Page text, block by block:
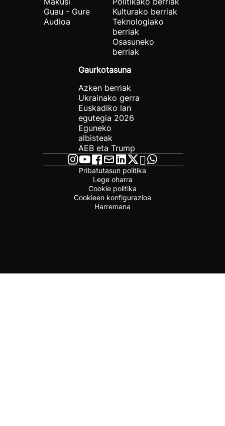
Guau - Gure
Audioa
Kulturako berriak
Teknologiako
berriak
Osasuneko
berriak
Gaurkotasuna
Azken berriak
Ukrainako gerra
Euskadiko lan
egutegia 2026
Eguneko
albisteak
AEB eta Trump
Pribatutasun politika
Lege oharra
Cookie politika
Cookieen konfigurazioa
Harremana